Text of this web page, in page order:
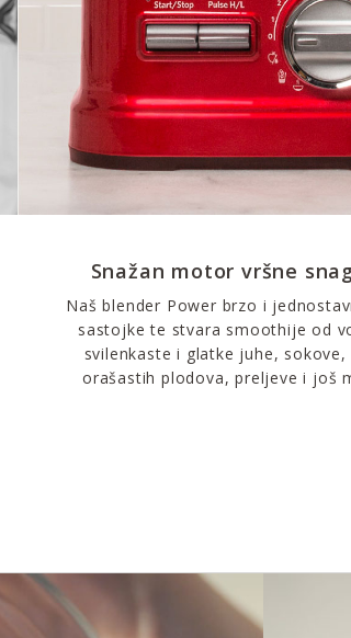
Snažan motor vršne
Naš blender Power brzo i
sastojke te stvara smoothije od
svilenkaste i glatke juhe, sokove,
orašastih plodova, preljeve i još